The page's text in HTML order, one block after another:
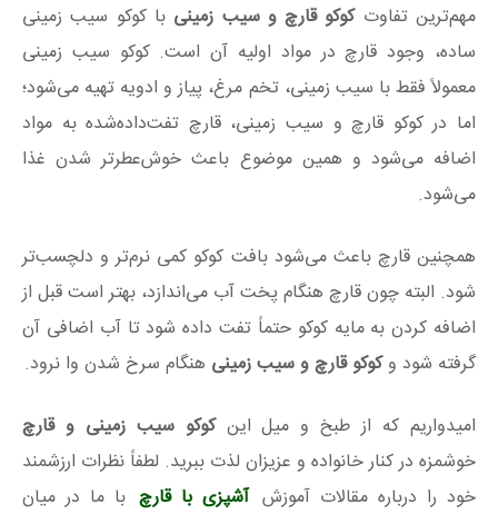
مهم‌ترین تفاوتکوکو قارچ و سیب زمینی با کوکو سیب زمینی
ساده، وجود قارچ در مواد اولیه آن است. کوکو سیب زمینی
معمولاً فقط با سیب زمینی، تخم مرغ، پیاز و ادویه تهیه می‌شود؛
اما در کوکو قارچ و سیب زمینی، قارچ تفت‌داده‌شده به مواد
اضافه می‌شود و همین موضوع باعث خوش‌عطرتر شدن غذا
می‌شود.
همچنین قارچ باعث می‌شود بافت کوکو کمی نرم‌تر و دلچسب‌تر
شود. البته چون قارچ هنگام پخت آب می‌اندازد، بهتر است قبل از
اضافه کردن به مایه کوکو حتماً تفت داده شود تا آب اضافی آن
گرفته شود وکوکو قارچ و سیب زمینی هنگام سرخ شدن وا نرود.
امیدواریم که از طبخ و میل اینکوکو سیب زمینی و قارچ
خوشمزه در کنار خانواده و عزیزان لذت ببرید. لطفاً نظرات ارزشمند
خود را درباره مقالات آموزش آشپزی با قارچ با ما در میان